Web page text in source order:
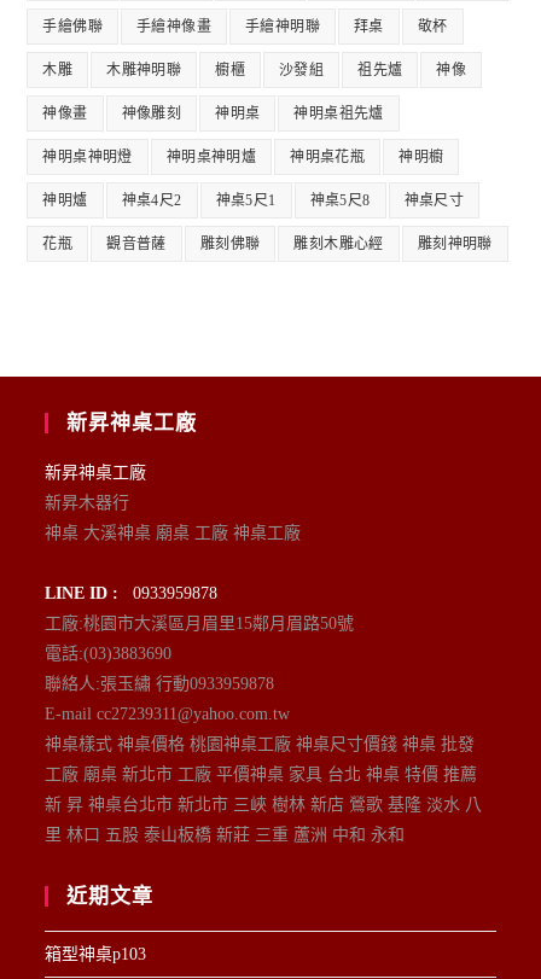
手繪佛聯 手繪神像畫 手繪神明聯 拜桌 敬杯
木雕 木雕神明聯 櫥櫃 沙發組 祖先爐 神像
神像畫 神像雕刻 神明桌 神明桌祖先爐
神明桌神明燈 神明桌神明爐 神明桌花瓶 神明櫥
神明爐 神桌4尺2 神桌5尺1 神桌5尺8 神桌尺寸
花瓶 觀音普薩 雕刻佛聯 雕刻木雕心經 雕刻神明聯
新昇神桌工廠
新昇神桌工廠
新昇木器行
神桌 大溪神桌 廟桌 工廠 神桌工廠
LINE ID :
0933959878
工廠:桃園市大溪區月眉里15鄰月眉路50號
電話:(03)3883690
聯絡人:張玉繡 行動0933959878
E-mail cc27239311@yahoo.com.tw
神桌樣式 神桌價格 桃園神桌工廠 神桌尺寸價錢 神桌 批發
工廠 廟桌 新北市 工廠 平價神桌 家具 台北 神桌 特價 推薦
新 昇 神桌台北市 新北市 三峽 樹林 新店 鶯歌 基隆 淡水 八
里 林口 五股 泰山板橋 新莊 三重 蘆洲 中和 永和
近期文章
箱型神桌p103